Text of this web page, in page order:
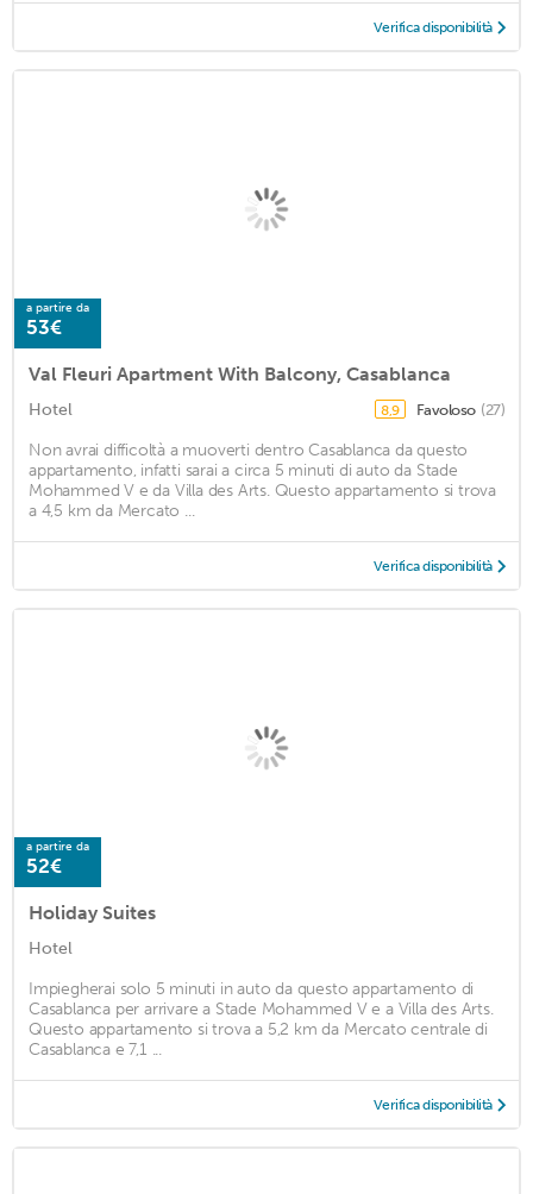
Verifica disponibilità
a partire da
53€
Val Fleuri Apartment With Balcony, Casablanca
Hotel 8,9 Favoloso (27)
Non avrai difficoltà a muoverti dentro Casablanca da questo
appartamento, infatti sarai a circa 5 minuti di auto da Stade
Mohammed V e da Villa des Arts. Questo appartamento si trova
a 4,5 km da Mercato ...
Verifica disponibilità
a partire da
52€
Holiday Suites
Hotel
Impiegherai solo 5 minuti in auto da questo appartamento di
Casablanca per arrivare a Stade Mohammed V e a Villa des Arts.
Questo appartamento si trova a 5,2 km da Mercato centrale di
Casablanca e 7,1 ...
Verifica disponibilità